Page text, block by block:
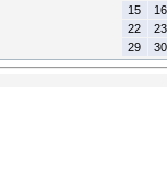
15
16
22
23
29
30